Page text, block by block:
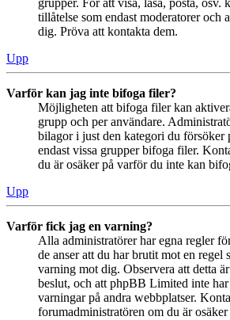
grupper. För att visa, läsa, posta, osv.
tillåtelse som endast moderatorer och
dig. Pröva att kontakta dem.
Upp
Varför kan jag inte bifoga filer?
Möjligheten att bifoga filer kan
grupp och per användare.
bilagor i just den kategori du försöker
endast vissa grupper bifoga filer.
du är osäker på varför du inte kan
Upp
Varför fick jag en varning?
Alla administratörer har egna regler
de anser att du har brutit mot en regel
varning mot dig. Observera att detta
beslut, och att phpBB Limited inte
varningar på andra webbplatser.
forumadministratören om du är